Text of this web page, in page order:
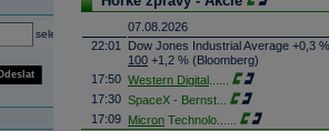
select
07.08.2026
22:01
Dow Jones Industrial Average +0,3
100 +1,2 % (Bloomberg)
17:50 Western Digital
17:30 SpaceX - Bernst
17:09 Micron Technolo